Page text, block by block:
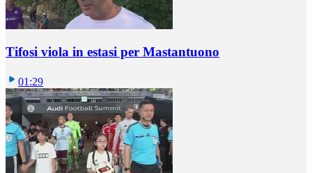
Tifosi viola in estasi per Mastantuono
01:29